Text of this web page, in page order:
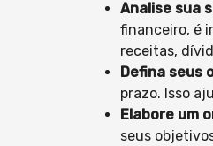
Analise sua
financeiro, é
receitas,
Defina seus
prazo. Isso
Elabore um
seus